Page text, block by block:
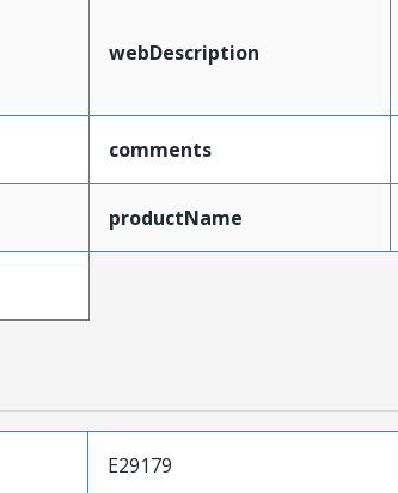
webDescription
comments
productName
E29179